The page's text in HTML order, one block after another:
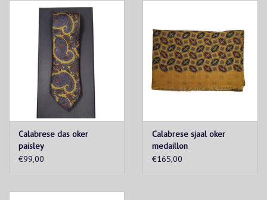
Calabrese das oker
paisley
€99,00
Calabrese sjaal oker
medaillon
€165,00